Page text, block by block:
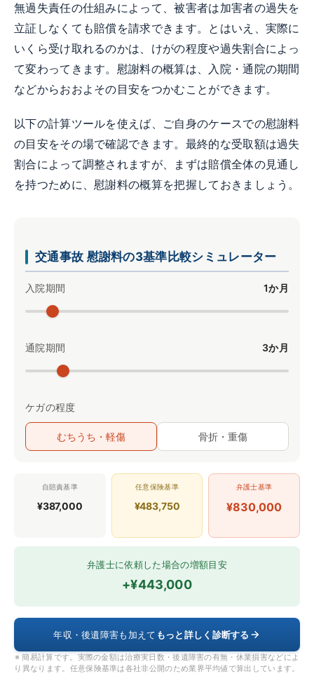
無過失責任の仕組みによって、被害者は加害者の過失を
立証しなくても賠償を請求できます。とはいえ、実際に
いくら受け取れるのかは、けがの程度や過失割合によっ
て変わってきます。慰謝料の概算は、入院・通院の期間
などからおおよその目安をつかむことができます。
以下の計算ツールを使えば、ご自身のケースでの慰謝料
の目安をその場で確認できます。最終的な受取額は過失
割合によって調整されますが、まずは賠償全体の見通し
を持つために、慰謝料の概算を把握しておきましょう。
交通事故 慰謝料の3基準比較シミュレーター
入院期間 1か月
通院期間 3か月
ケガの程度
むちうち・軽傷 骨折・重傷
自賠責基準
¥387,000
任意保険基準
¥483,750
弁護士基準
¥830,000
弁護士に依頼した場合の増額目安
+¥443,000
年収・後遺障害も加えて もっと詳しく診断する
※ 簡易計算です。実際の金額は治療実日数・後遺障害の有無・休業損害などによ
り異なります。任意保険基準は各社非公開のため業界平均値で算出しています。